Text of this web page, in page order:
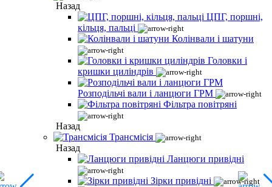
Назад
ЦПГ, поршні,
кільця, пальці
Колінвали і шатуни
Головки і
кришки циліндрів
Розподільчі вали і ланцюги ГРМ
Фільтра повітряні
Назад
Трансмісія
Назад
Ланцюги привідні
Зірки привідні